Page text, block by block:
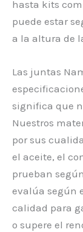
hasta kits
puede estar
a la altura de
Las juntas
significa que
Nuestros
por sus
el aceite, el
prueban
evalúa según
calidad para
o supere el